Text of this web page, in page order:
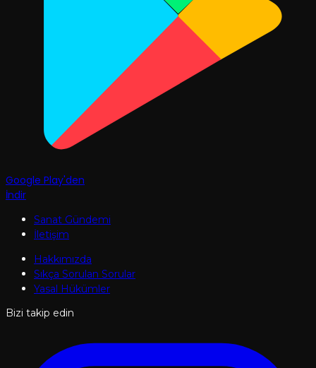
Google Play'den
İndir
Sanat Gündemi
İletişim
Hakkımızda
Sıkça Sorulan Sorular
Yasal Hükümler
Bizi takip edin